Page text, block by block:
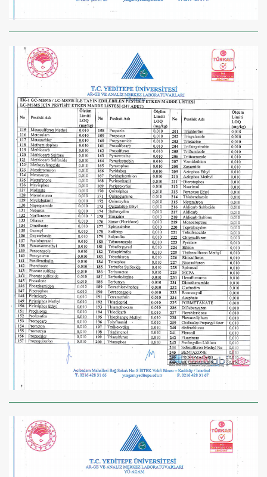
BU HAFTANIN PLANLI İNDİRİMİ
2320,00 TL
2100,00 TL
Sızma Zeytinyağı
(2025 Yeni Hasat,
Güney Ege, 5 Litre) -
AtcaNova
SEPETE EKLE